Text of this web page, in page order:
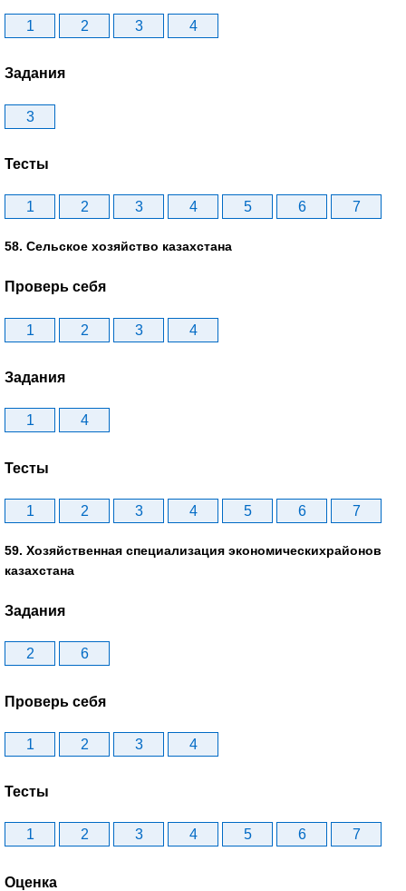
1 2 3 4
Задания
3
Тесты
1 2 3 4 5 6 7
58. Сельское хозяйство казахстана
Проверь себя
1 2 3 4
Задания
1 4
Тесты
1 2 3 4 5 6 7
59. Хозяйственная специализация экономическихрайонов
казахстана
Задания
2 6
Проверь себя
1 2 3 4
Тесты
1 2 3 4 5 6 7
Оценка